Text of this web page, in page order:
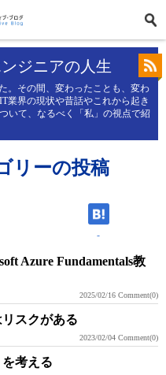
ジニアの人生
。その間、変わったことも、変わ
業界の現状や昔話やこれから起き
いて、なるべく「私」の視点で紹
リーの投稿
-
Azure Fundamentals教
2025/02/16 Comment(0)
スクがある
2023/02/04 Comment(0)
考える